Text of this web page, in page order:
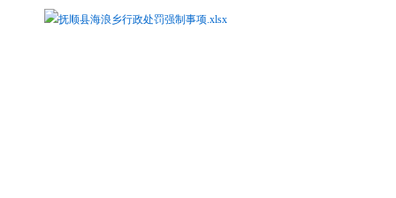
抚顺县海浪乡行政处罚强制事项.xlsx